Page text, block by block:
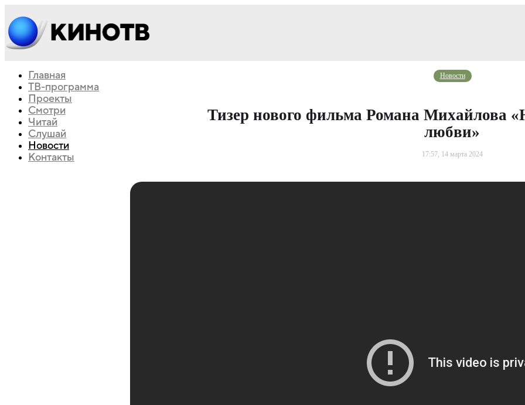
Главная
ТВ-программа
Проекты
Смотри
Читай
Слушай
Новости
Контакты
Новости
Тизер нового фильма Романа Михайлова
любви»
17:57, 14 марта 2024